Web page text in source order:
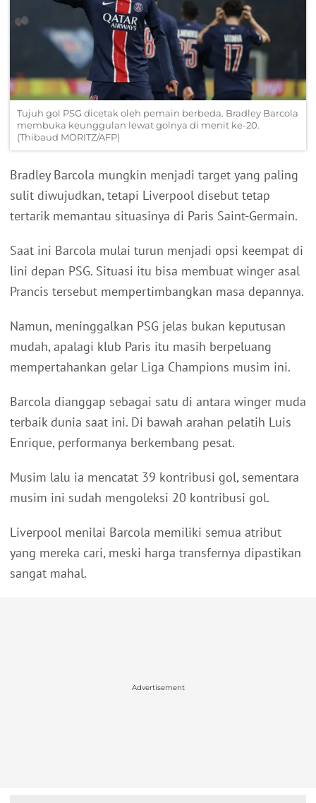
Tujuh gol PSG dicetak oleh pemain berbeda. Bradley Barcola
membuka keunggulan lewat golnya di menit ke-20.
(Thibaud MORITZ/AFP)
Bradley Barcola mungkin menjadi target yang paling
sulit diwujudkan, tetapi Liverpool disebut tetap
tertarik memantau situasinya di Paris Saint-Germain.
Saat ini Barcola mulai turun menjadi opsi keempat di
lini depan PSG. Situasi itu bisa membuat winger asal
Prancis tersebut mempertimbangkan masa depannya.
Namun, meninggalkan PSG jelas bukan keputusan
mudah, apalagi klub Paris itu masih berpeluang
mempertahankan gelar Liga Champions musim ini.
Barcola dianggap sebagai satu di antara winger muda
terbaik dunia saat ini. Di bawah arahan pelatih Luis
Enrique, performanya berkembang pesat.
Musim lalu ia mencatat 39 kontribusi gol, sementara
musim ini sudah mengoleksi 20 kontribusi gol.
Liverpool menilai Barcola memiliki semua atribut
yang mereka cari, meski harga transfernya dipastikan
sangat mahal.
Advertisement